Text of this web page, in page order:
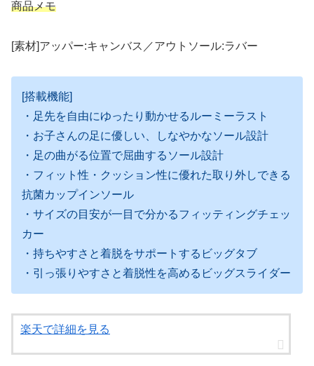
商品メモ
[素材]アッパー:キャンバス／アウトソール:ラバー
[搭載機能]
・足先を自由にゆったり動かせるルーミーラスト
・お子さんの足に優しい、しなやかなソール設計
・足の曲がる位置で屈曲するソール設計
・フィット性・クッション性に優れた取り外しできる
抗菌カップインソール
・サイズの目安が一目で分かるフィッティングチェッ
カー
・持ちやすさと着脱をサポートするビッグタブ
・引っ張りやすさと着脱性を高めるビッグスライダー
楽天で詳細を見る